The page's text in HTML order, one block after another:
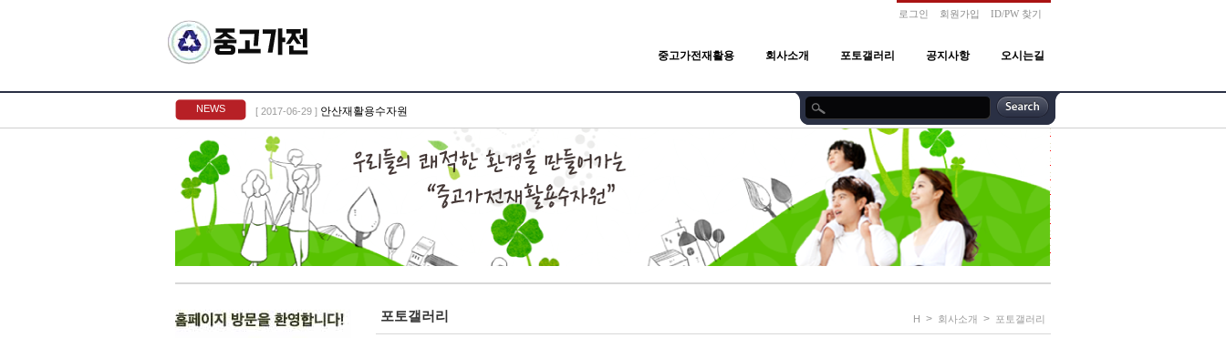
로그인 회원가입 ID/PW 찾기
중고가전재활용 회사소개 포토갤러리 공지사항 오시는길
NEWS [ 2017-06-29 ] 안산재활용수자원
포토갤러리 H > 회사소개 > 포토갤러리